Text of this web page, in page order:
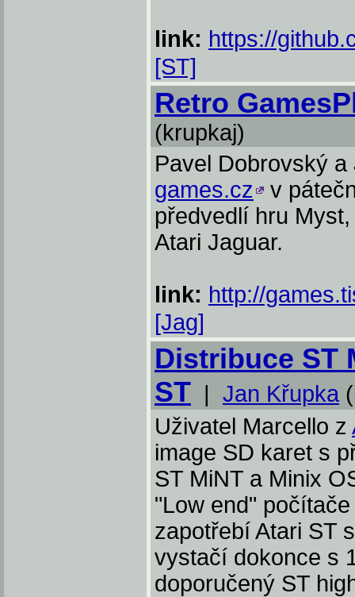
link: https://
[ST]
Retro
(krupkaj)
Pavel Dobrovský
games.cz
v
předvedlí hru
Atari Jaguar.
link: http://
[Jag]
Distribuce ST
ST | Jan Křupka
Uživatel Marcello z
image SD karet s
ST MiNT a Minix
"Low end"
zapotřebí Atari ST
vystačí dokonce s
doporučený ST